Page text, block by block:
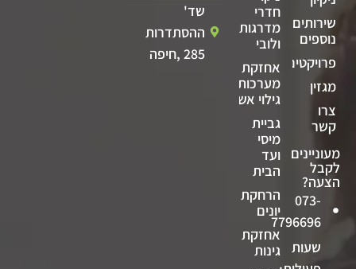
שירותים
נוספים
פרויקטים
מגזין
צרו
קשר
מעוניינים
לקבל
הצעה?
073-
7796696
שעות
חדרי
מדרגות
ולובי
אחזקת
מערכות
גילוי אש
גביית
מיסי
ועד
הבית
הרחקת
יונים
אחזקת
גינות
שד'
ההסתדרות
285 ,חיפה